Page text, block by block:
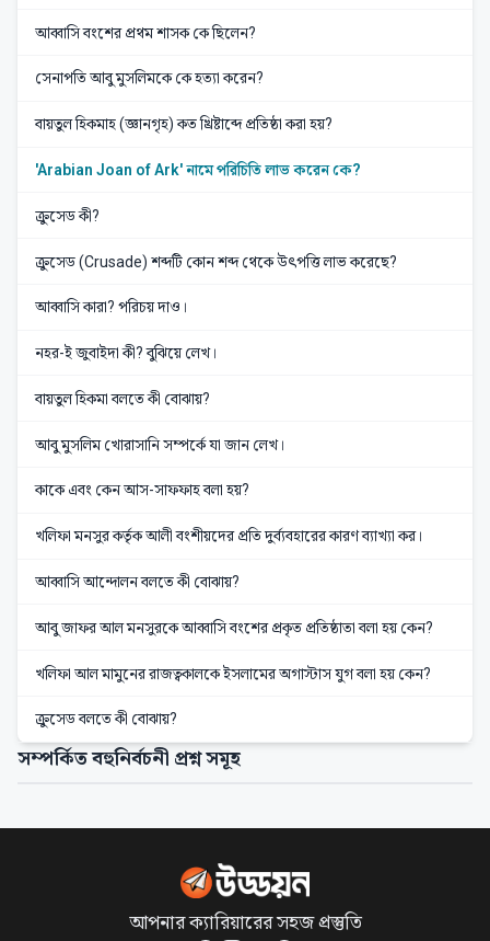
আব্বাসি বংশের প্রথম শাসক কে ছিলেন?
সেনাপতি আবু মুসলিমকে কে হত্যা করেন?
বায়তুল হিকমাহ (জ্ঞানগৃহ) কত খ্রিষ্টাব্দে প্রতিষ্ঠা করা হয়?
'Arabian Joan of Ark' নামে পরিচিতি লাভ করেন কে?
ক্রুসেড কী?
ক্রুসেড (Crusade) শব্দটি কোন শব্দ থেকে উৎপত্তি লাভ করেছে?
আব্বাসি কারা? পরিচয় দাও।
নহর-ই জুবাইদা কী? বুঝিয়ে লেখ।
বায়তুল হিকমা বলতে কী বোঝায়?
আবু মুসলিম খোরাসানি সম্পর্কে যা জান লেখ।
কাকে এবং কেন আস-সাফফাহ বলা হয়?
খলিফা মনসুর কর্তৃক আলী বংশীয়দের প্রতি দুর্ব্যবহারের কারণ ব্যাখ্যা কর।
আব্বাসি আন্দোলন বলতে কী বোঝায়?
আবু জাফর আল মনসুরকে আব্বাসি বংশের প্রকৃত প্রতিষ্ঠাতা বলা হয় কেন?
খলিফা আল মামুনের রাজত্বকালকে ইসলামের অগাস্টাস যুগ বলা হয় কেন?
ক্রুসেড বলতে কী বোঝায়?
সম্পর্কিত বহুনির্বচনী প্রশ্ন সমূহ
আপনার ক্যারিয়ারের সহজ প্রস্তুতি